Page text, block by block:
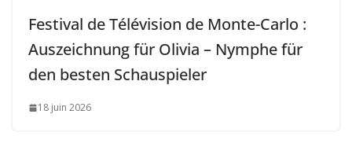
Festival de Télévision de Monte-Carlo :
Auszeichnung für Olivia – Nymphe für
den besten Schauspieler
18 juin 2026